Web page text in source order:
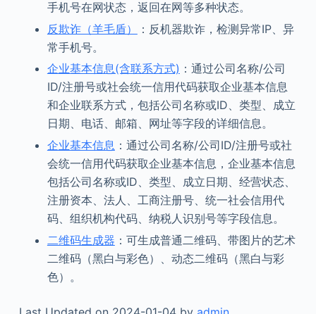
手机号在网状态，返回在网等多种状态。
反欺诈（羊毛盾）
：反机器欺诈，检测异常IP、异
常手机号。
企业基本信息(含联系方式) ：通过公司名称/公司
ID/注册号或社会统一信用代码获取企业基本信息
和企业联系方式，包括公司名称或ID、类型、成立
日期、电话、邮箱、网址等字段的详细信息。
企业基本信息 ：通过公司名称/公司ID/注册号或社
会统一信用代码获取企业基本信息，企业基本信息
包括公司名称或ID、类型、成立日期、经营状态、
注册资本、法人、工商注册号、统一社会信用代
码、组织机构代码、纳税人识别号等字段信息。
二维码生成器 ：可生成普通二维码、带图片的艺术
二维码（黑白与彩色）、动态二维码（黑白与彩
色）。